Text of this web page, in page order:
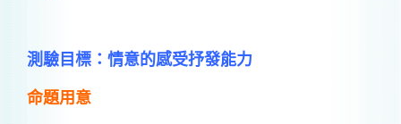
測驗目標：情意的感受抒發能力
命題用意